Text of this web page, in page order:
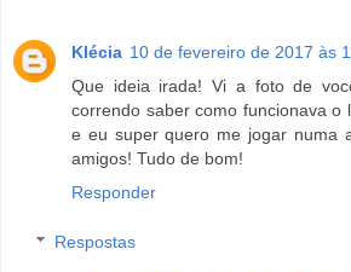
Klécia 10 de fevereiro de 2017 às
Que ideia irada! Vi a foto de
correndo saber como funcionava o
e eu super quero me jogar numa
amigos! Tudo de bom!
Responder
Respostas